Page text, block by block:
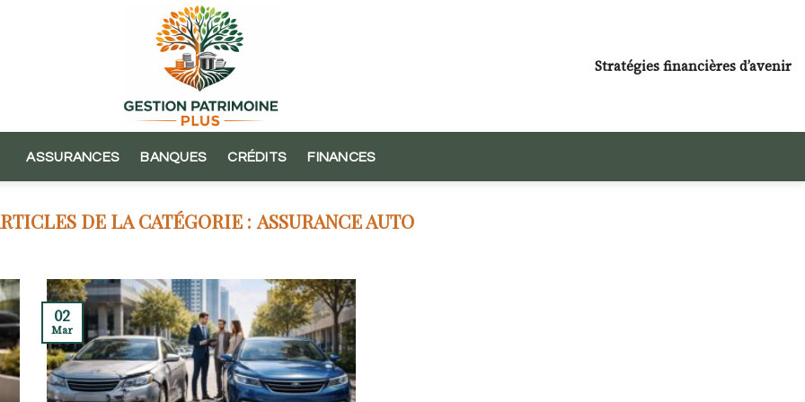
Stratégies financières d’avenir
ASSURANCES BANQUES CRÉDITS FINANCES
ASSURANCE AUTO
02
Mar